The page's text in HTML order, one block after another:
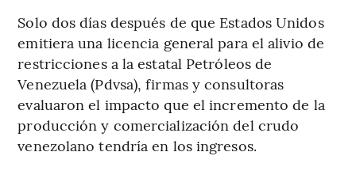
Solo dos días después de que Estados Unidos
emitiera una licencia general para el alivio de
restricciones a la estatal Petróleos de
Venezuela (Pdvsa), firmas y consultoras
evaluaron el impacto que el incremento de la
producción y comercialización del crudo
venezolano tendría en los ingresos.